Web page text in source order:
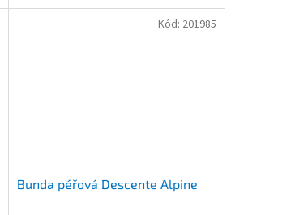
Bunda péřová Descente Alpine
Kód: 201985